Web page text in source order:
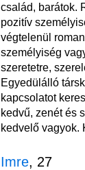
család, barátok.
pozitív
végtelenül
személyiség
szeretetre,
Egyedülálló
kapcsolatot
kedvű, zenét és
kedvelő vagyok.
Imre, 27